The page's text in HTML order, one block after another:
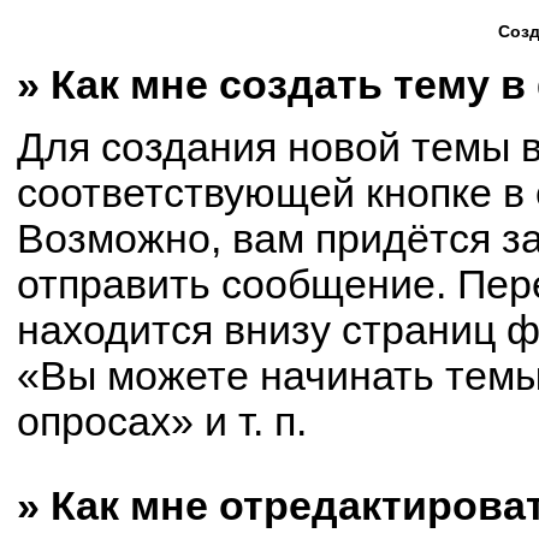
» Как мне создать тему
Для создания новой темы
соответствующей кнопке
Возможно, вам придётся
отправить сообщение.
находится внизу
«Вы можете начинать
опросах» и т. п.
» Как мне